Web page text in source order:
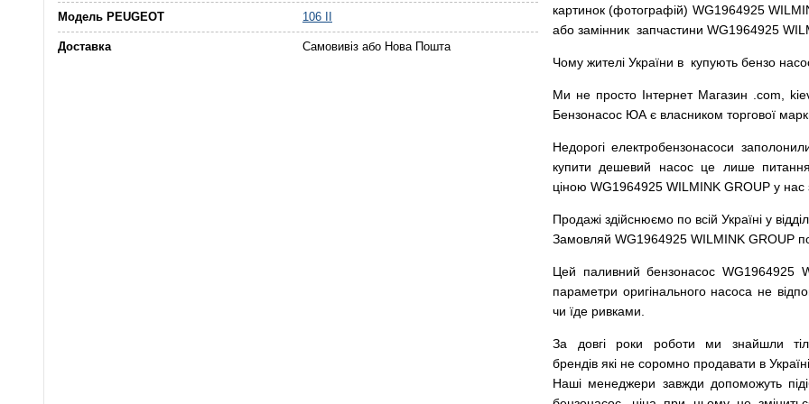
Модель PEUGEOT 106 II
Доставка Самовивіз або Нова Пошта
картинок (фотографій) WG1964925
або замінник запчастини WG1964925
Чому жителі України в купують бензо
Ми не просто Інтернет Магазин .com
Бензонасос ЮА є власником торгової
Недорогі електробензонасоси
купити
дешевий насос це лише
ціною WG1964925 WILMINK GROUP у нас
Продажі здійснюємо по всій Україні у
Замовляй WG1964925 WILMINK GROUP
Цей паливний бензонасос WG1964925
параметри оригінального насоса не
чи їде ривками
За довгі роки роботи ми знайшли
брендів які не соромно продавати в
Наші менеджери завжди допоможуть